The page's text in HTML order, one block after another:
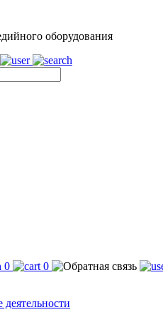
оборудования
0
0